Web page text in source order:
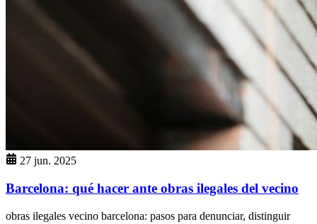
27 jun. 2025
Barcelona: qué hacer ante obras ilegales del vecino
obras ilegales vecino barcelona: pasos para denunciar, distinguir